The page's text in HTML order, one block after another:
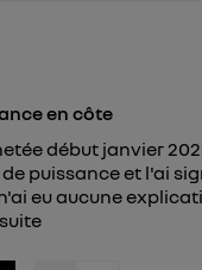
en côte
début janvier
puissance et l'ai
eu aucune